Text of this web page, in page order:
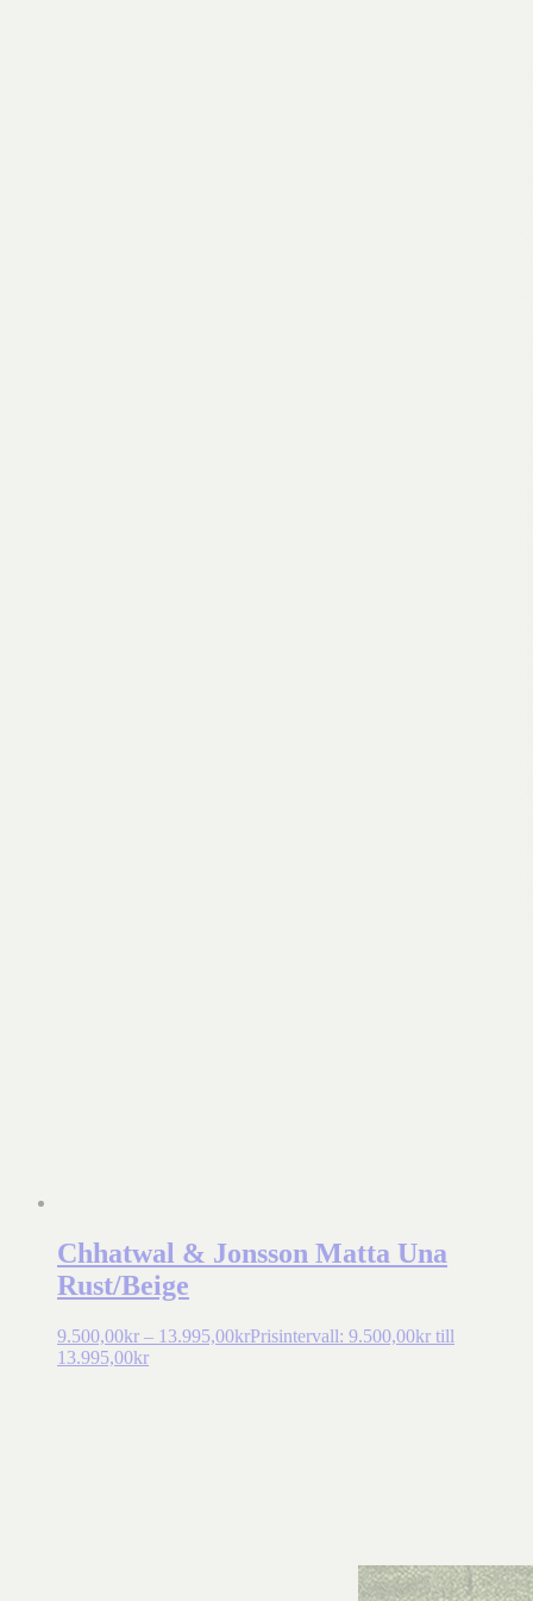
Chhatwal & Jonsson Matta Una
Rust/Beige
9.500,00kr – 13.995,00krPrisintervall: 9.500,00kr till
13.995,00kr